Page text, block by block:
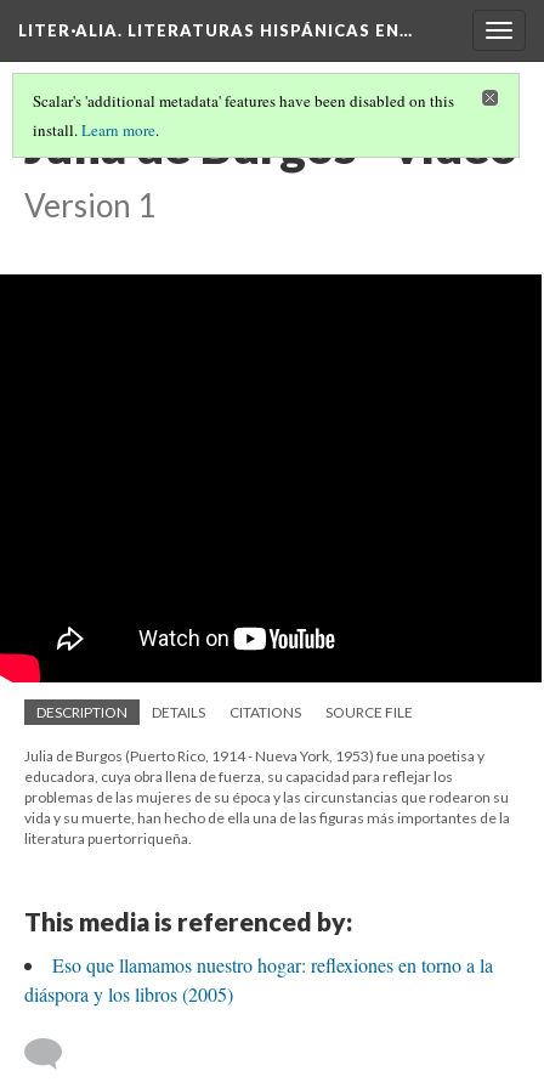
LITER·ALIA. LITERATURAS HISPÁNICAS EN…
Scalar's 'additional metadata' features have been disabled on this
install.Learn more.
Julia de Burgos - vídeo
Version 1
DESCRIPTION DETAILS CITATIONS SOURCE FILE
Julia de Burgos (Puerto Rico, 1914 - Nueva York, 1953) fue una poetisa y
educadora, cuya obra llena de fuerza, su capacidad para reflejar los
problemas de las mujeres de su época y las circunstancias que rodearon su
vida y su muerte, han hecho de ella una de las figuras más importantes de la
literatura puertorriqueña.
This media is referenced by:
Eso que llamamos nuestro hogar: reflexiones en torno a la
diáspora y los libros (2005)